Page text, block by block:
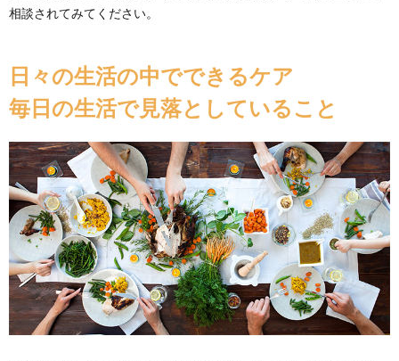
相談されてみてください。
日々の生活の中でできるケア
毎日の生活で見落としていること